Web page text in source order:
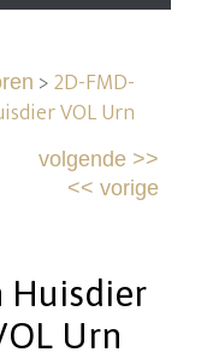
>2D-FMD-
VOL Urn
volgende>>
<< vorige
Huisdier
Urn